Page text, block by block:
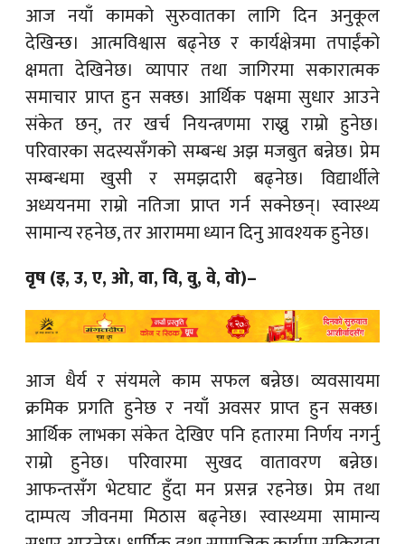
आज नयाँ कामको सुरुवातका लागि दिन अनुकूल
देखिन्छ। आत्मविश्वास बढ्नेछ र कार्यक्षेत्रमा तपाईंको
क्षमता देखिनेछ। व्यापार तथा जागिरमा सकारात्मक
समाचार प्राप्त हुन सक्छ। आर्थिक पक्षमा सुधार आउने
संकेत छन्, तर खर्च नियन्त्रणमा राख्नु राम्रो हुनेछ।
परिवारका सदस्यसँगको सम्बन्ध अझ मजबुत बन्नेछ। प्रेम
सम्बन्धमा खुसी र समझदारी बढ्नेछ। विद्यार्थीले
अध्ययनमा राम्रो नतिजा प्राप्त गर्न सक्नेछन्। स्वास्थ्य
सामान्य रहनेछ, तर आराममा ध्यान दिनु आवश्यक हुनेछ।
वृष (इ, उ, ए, ओ, वा, वि, वु, वे, वो)–
आज धैर्य र संयमले काम सफल बन्नेछ। व्यवसायमा
क्रमिक प्रगति हुनेछ र नयाँ अवसर प्राप्त हुन सक्छ।
आर्थिक लाभका संकेत देखिए पनि हतारमा निर्णय नगर्नु
राम्रो हुनेछ। परिवारमा सुखद वातावरण बन्नेछ।
आफन्तसँग भेटघाट हुँदा मन प्रसन्न रहनेछ। प्रेम तथा
दाम्पत्य जीवनमा मिठास बढ्नेछ। स्वास्थ्यमा सामान्य